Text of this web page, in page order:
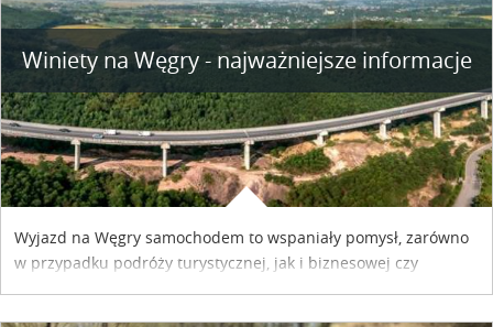
Winiety na Węgry - najważniejsze informacje
Wyjazd na Węgry samochodem to wspaniały pomysł, zarówno
w przypadku podróży turystycznej, jak i biznesowej czy